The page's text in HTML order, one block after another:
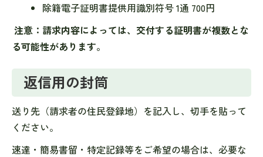
除籍電子証明書提供用識別符号 1通 700円
注意：請求内容によっては、交付する証明書が複数とな
る可能性があります。
返信用の封筒
送り先（請求者の住民登録地）を記入し、切手を貼って
ください。
速達・簡易書留・特定記録等をご希望の場合は、必要な